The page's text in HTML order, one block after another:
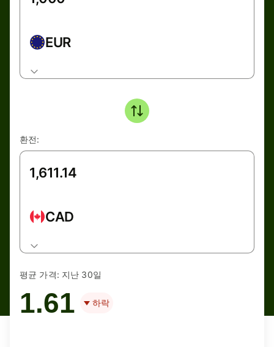
EUR
환전:
CAD
평균 가격: 지난 30일
1.61 하락